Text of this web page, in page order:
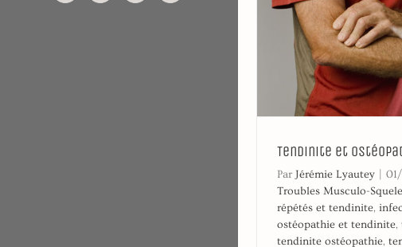
Tendinite et
ParJérémie Lyautey
Troubles Musculo-
répétés et tendinite,
ostéopathie et tendinite,
tendinite ostéopathie,